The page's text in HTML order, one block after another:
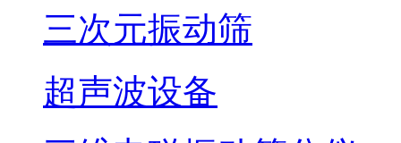
三次元振动筛
超声波设备